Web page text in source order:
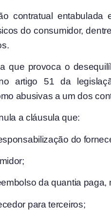
contratual
do consumidor,
que provoca o
artigo 51 da
abusivas a um dos
a cláusula que:
do
da quantia
para terceiros;